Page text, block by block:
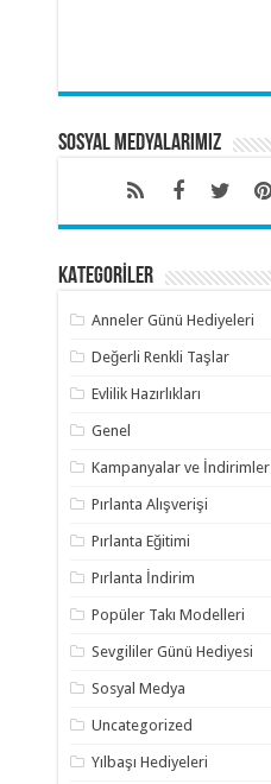
Sosyal Medyalarımız
KATEGORİLER
Anneler Günü Hediyeleri
Değerli Renkli Taşlar
Evlilik Hazırlıkları
Genel
Kampanyalar ve İndirimler
Pırlanta Alışverişi
Pırlanta Eğitimi
Pırlanta İndirim
Popüler Takı Modelleri
Sevgililer Günü Hediyesi
Sosyal Medya
Uncategorized
Yılbaşı Hediyeleri